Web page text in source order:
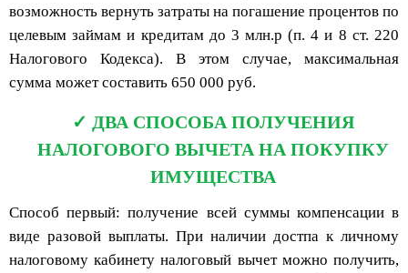
возможность вернуть затраты на погашение процентов по
целевым займам и кредитам до 3 млн.р (п. 4 и 8 ст. 220
Налогового Кодекса). В этом случае, максимальная
сумма может составить 650 000 руб.
ДВА СПОСОБА ПОЛУЧЕНИЯ
НАЛОГОВОГО ВЫЧЕТА НА ПОКУПКУ
ИМУЩЕСТВА
Способ первый: получение всей суммы компенсации в
виде разовой выплаты. При наличии достпа к личному
налоговому кабинету налоговый вычет можно получить,